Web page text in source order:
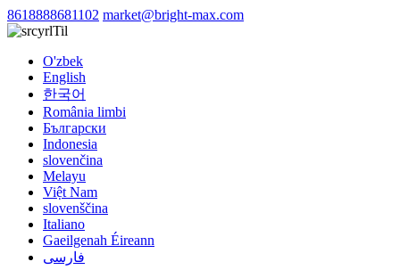
8618888681102 market@bright-max.com
Til
O'zbek
English
한국어
România limbi
Български
Indonesia
slovenčina
Melayu
Việt Nam
slovenščina
Italiano
Gaeilgenah Éireann
فارسی